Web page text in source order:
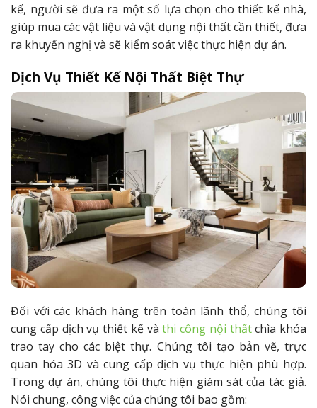
kế, người sẽ đưa ra một số lựa chọn cho thiết kế nhà,
giúp mua các vật liệu và vật dụng nội thất cần thiết, đưa
ra khuyến nghị và sẽ kiểm soát việc thực hiện dự án.
Dịch Vụ Thiết Kế Nội Thất Biệt Thự
Đối với các khách hàng trên toàn lãnh thổ, chúng tôi
cung cấp dịch vụ thiết kế vàthi công nội thấtchìa khóa
trao tay cho các biệt thự. Chúng tôi tạo bản vẽ, trực
quan hóa 3D và cung cấp dịch vụ thực hiện phù hợp.
Trong dự án, chúng tôi thực hiện giám sát của tác giả.
Nói chung, công việc của chúng tôi bao gồm: